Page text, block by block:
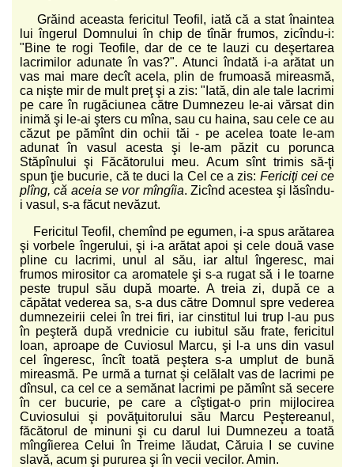
Grăind aceasta fericitul Teofil, iată că a stat înaintea
lui îngerul Domnului în chip de tînăr frumos, zicîndu-i:
"Bine te rogi Teofile, dar de ce te lauzi cu deşertarea
lacrimilor adunate în vas?". Atunci îndată i-a arătat un
vas mai mare decît acela, plin de frumoasă mireasmă,
ca nişte mir de mult preţ şi a zis: "Iată, din ale tale lacrimi
pe care în rugăciunea către Dumnezeu le-ai vărsat din
inimă şi le-ai şters cu mîna, sau cu haina, sau cele ce au
căzut pe pămînt din ochii tăi - pe acelea toate le-am
adunat în vasul acesta şi le-am păzit cu porunca
Stăpînului şi Făcătorului meu. Acum sînt trimis să-ţi
spun ţie bucurie, că te duci la Cel ce a zis: Fericiţi cei ce
plîng, că aceia se vor mîngîia. Zicînd acestea şi lăsîndu-
i vasul, s-a făcut nevăzut.
Fericitul Teofil, chemînd pe egumen, i-a spus arătarea
şi vorbele îngerului, şi i-a arătat apoi şi cele două vase
pline cu lacrimi, unul al său, iar altul îngeresc, mai
frumos mirositor ca aromatele şi s-a rugat să i le toarne
peste trupul său după moarte. A treia zi, după ce a
căpătat vederea sa, s-a dus către Domnul spre vederea
dumnezeirii celei în trei firi, iar cinstitul lui trup l-au pus
în peşteră după vrednicie cu iubitul său frate, fericitul
Ioan, aproape de Cuviosul Marcu, şi l-a uns din vasul
cel îngeresc, încît toată peştera s-a umplut de bună
mireasmă. Pe urmă a turnat şi celălalt vas de lacrimi pe
dînsul, ca cel ce a semănat lacrimi pe pămînt să secere
în cer bucurie, pe care a cîştigat-o prin mijlocirea
Cuviosului şi povăţuitorului său Marcu Peştereanul,
făcătorul de minuni şi cu darul lui Dumnezeu a toată
mîngîierea Celui în Treime lăudat, Căruia I se cuvine
slavă, acum şi pururea şi în vecii vecilor. Amin.